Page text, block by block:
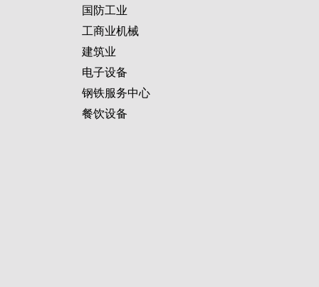
国防工业
工商业机械
建筑业
电子设备
钢铁服务中心
餐饮设备